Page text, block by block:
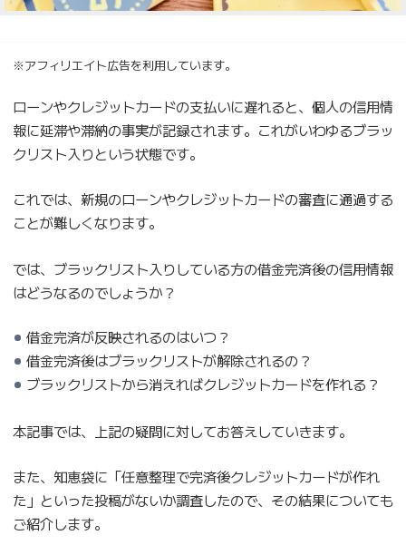
※アフィリエイト広告を利用しています。
ローンやクレジットカードの支払いに遅れると、個人の信用情
報に延滞や滞納の事実が記録されます。これがいわゆるブラッ
クリスト入りという状態です。
これでは、新規のローンやクレジットカードの審査に通過する
ことが難しくなります。
では、ブラックリスト入りしている方の借金完済後の信用情報
はどうなるのでしょうか？
借金完済が反映されるのはいつ？
借金完済後はブラックリストが解除されるの？
ブラックリストから消えればクレジットカードを作れる？
本記事では、上記の疑問に対してお答えしていきます。
また、知恵袋に「任意整理で完済後クレジットカードが作れ
た」といった投稿がないか調査したので、その結果についても
ご紹介します。